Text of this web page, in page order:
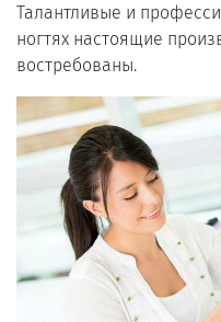
Талантливые и
ногтях настоящие
востребованы.